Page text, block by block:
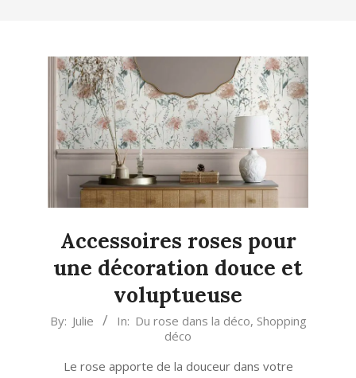
LIVING
Accessoires roses pour
une décoration douce et
voluptueuse
2025-
By: Julie In: Du rose dans la déco, Shopping
déco
Le rose apporte de la douceur dans votre